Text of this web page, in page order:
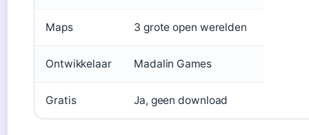
Maps 3 grote open werelden
Ontwikkelaar Madalin Games
Gratis Ja, geen download